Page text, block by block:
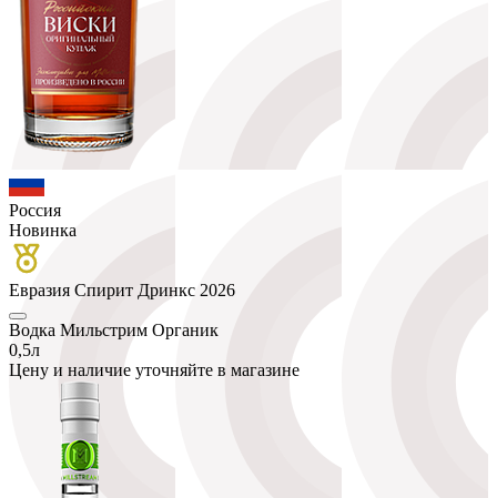
Россия
Новинка
Евразия Спирит Дринкс 2026
Водка Мильстрим Органик
0,5л
Цену и наличие уточняйте в магазине